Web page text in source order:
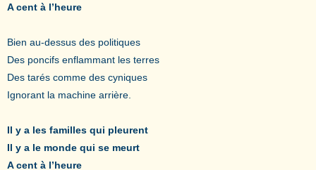
A cent à l’heure
Bien au-dessus des politiques
Des poncifs enflammant les terres
Des tarés comme des cyniques
Ignorant la machine arrière.
Il y a les familles qui pleurent
Il y a le monde qui se meurt
A cent à l’heure